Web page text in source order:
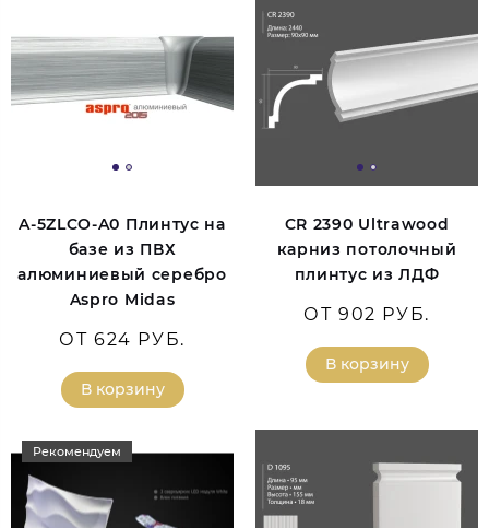
A-5ZLCO-A0 Плинтус на
базе из ПВХ
алюминиевый серебро
Aspro Midas
ОТ 624 РУБ.
В корзину
CR 2390 Ultrawood
карниз потолочный
плинтус из ЛДФ
ОТ 902 РУБ.
В корзину
Рекомендуем